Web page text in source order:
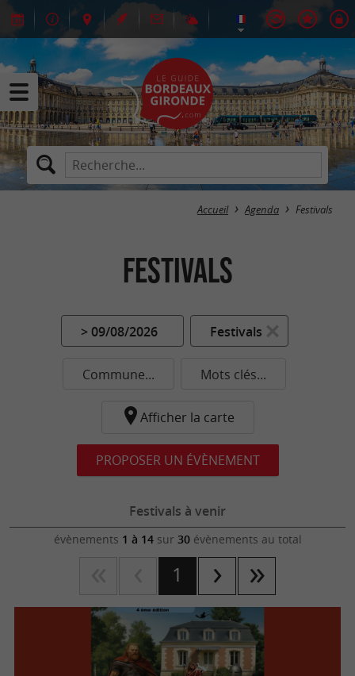
Accueil Agenda Festivals
Festivals
> 09/08/2026 Festivals
Commune... Mots clés...
Afficher la carte
PROPOSER UN ÉVÈNEMENT
Festivals à venir
évènements 1 à 14sur 30évènements au total
1